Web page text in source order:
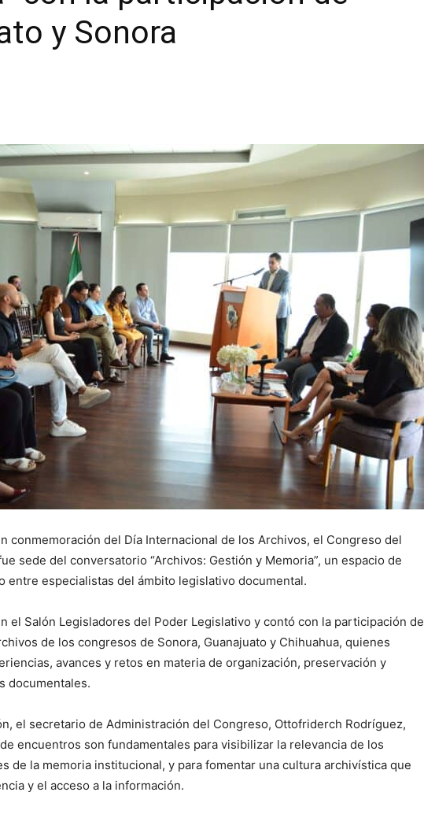
y Sonora
conmemoración del Día Internacional de los Archivos, el Congreso del
sede del conversatorio “Archivos: Gestión y Memoria”, un espacio de
entre especialistas del ámbito legislativo documental.
el Salón Legisladores del Poder Legislativo y contó con la participación de
de los congresos de Sonora, Guanajuato y Chihuahua, quienes
avances y retos en materia de organización, preservación y
documentales.
el secretario de Administración del Congreso, Ottofriderch Rodríguez,
encuentros son fundamentales para visibilizar la relevancia de los
de la memoria institucional, y para fomentar una cultura archivística que
y el acceso a la información.